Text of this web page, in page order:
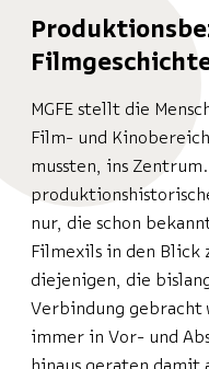
MGFE stellt die
Film- und
mussten, ins
nur, die schon
Filmexils in den Blick
diejenigen, die
Verbindung gebracht
immer in Vor- und